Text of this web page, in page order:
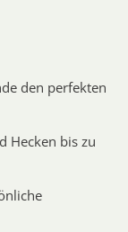
den perfekten
Hecken bis zu